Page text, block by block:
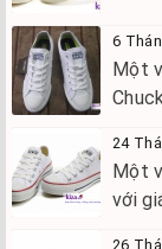
6
Một
24
Một
với
26